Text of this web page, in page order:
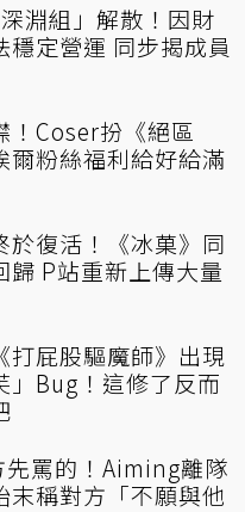
淵組」解散！因財
穩定營運 同步揭成員
！Coser扮《絕區
爾粉絲福利給好給滿
於復活！《冰菓》同
歸 P站重新上傳大量
打屁股驅魔師》出現
」Bug！這修了反而
先罵的！Aiming離隊
末稱對方「不願與他